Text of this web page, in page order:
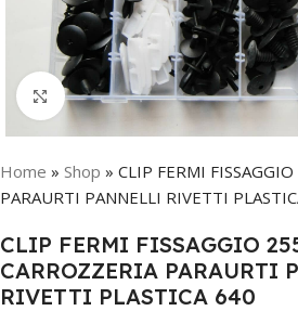
Click to enlarge
Home » Shop » CLIP FERMI
PARAURTI PANNELLI RIVETTI
CLIP FERMI FISSAGGIO
CARROZZERIA PARAURTI
RIVETTI PLASTICA 640